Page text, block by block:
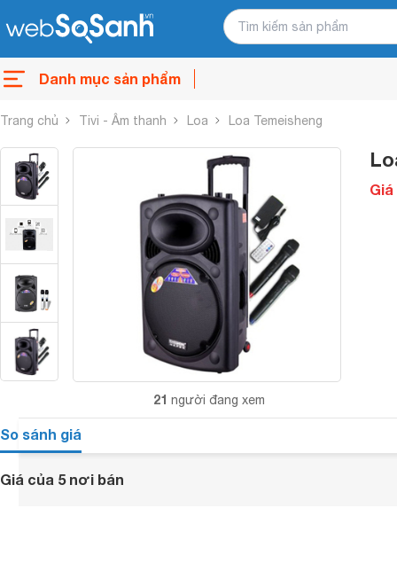
Danh mục sản phẩm
Trang chủ Tivi - Âm thanh Loa Loa Temeisheng
21 người đang xem
Giá
So sánh giá
Giá của 5 nơi bán